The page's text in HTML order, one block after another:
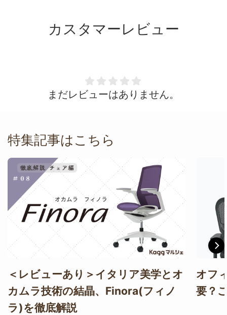
カスタマーレビュー
まだレビューはありません。
特集記事はこちら
＜レビューあり＞イタリア美学とオ
カムラ技術の結晶、Finora(フィノ
ラ)を徹底解説
オフ
要？